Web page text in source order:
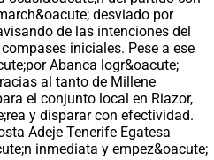
desviado por
de las intenciones del
iniciales. Pese a ese
Abanca logr&oacute;
al tanto de Millene
el conjunto local en Riazor,
y disparar con efectividad.
Adeje Tenerife Egatesa
inmediata y empez&oacute;